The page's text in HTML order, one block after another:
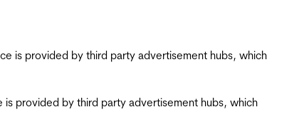
is provided by third party advertisement hubs, which
provided by third party advertisement hubs, which